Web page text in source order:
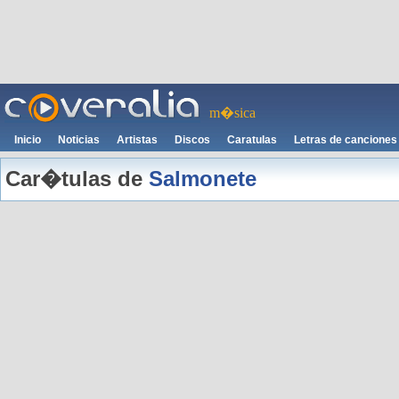
m�sica
Inicio Noticias Artistas Discos Caratulas Letras de canciones
Car�tulas de Salmonete